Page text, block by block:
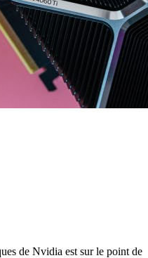
de Nvidia est sur le point de